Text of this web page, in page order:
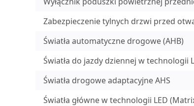
Zabezpieczenie tylnych drzwi przed
Światła automatyczne drogowe (AHB)
Światła do jazdy dziennej w technologii
Światła drogowe adaptacyjne AHS
Światła główne w technologii LED